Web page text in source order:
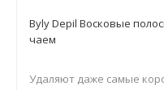
Byly Depil Восковые
чаем
Удаляют даже самые